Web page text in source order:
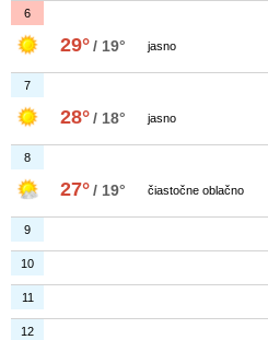
6
29°/ 19° jasno
7
28°/ 18° jasno
8
27°/ 19° čiastočne oblačno
9
10
11
12